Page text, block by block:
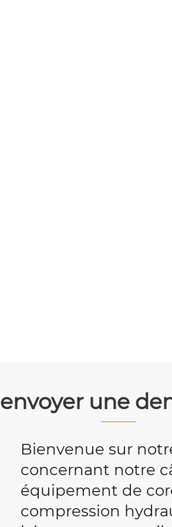
envoyer une
Bienvenue sur
concernant notre
équipement de
compression